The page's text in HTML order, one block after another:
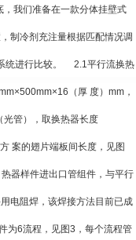
准备在一款分体挂壁式
制冷剂充注量根据匹配情况调
统进行比较。 2.1平行流换热
（厚 度）mm，
管），取换热器长度
案的翅片端板间长度，见图
器样件进出口管组件，与平行
电阻焊，该焊接方法目前已成
6流程，见图3，每个流程管